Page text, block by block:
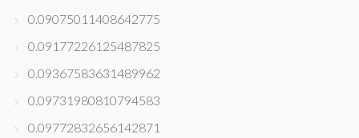
0.09075011408642775
0.09177226125487825
0.09367583631489962
0.09731980810794583
0.09772832656142871